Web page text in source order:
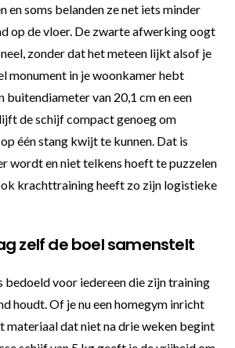
en soms belanden ze net iets minder
op de vloer. De zwarte afwerking oogt
zonder dat het meteen lijkt alsof je
monument in je woonkamer hebt
buitendiameter van 20,1 cm en een
de schijf compact genoeg om
één stang kwijt te kunnen. Dat is
wordt en niet telkens hoeft te puzzelen
krachttraining heeft zo zijn logistieke
zelf de boel samenstelt
bedoeld voor iedereen die zijn training
houdt. Of je nu een homegym inricht
materiaal dat niet na drie weken begint